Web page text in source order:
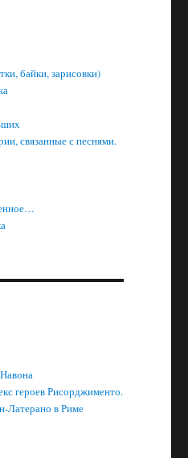
байки, зарисовки)
связанные с песнями.
героев Рисорджименто.
Латерано в Риме